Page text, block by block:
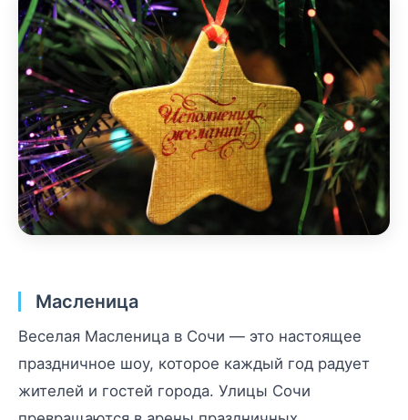
Масленица
Веселая Масленица в Сочи — это настоящее
праздничное шоу, которое каждый год радует
жителей и гостей города. Улицы Сочи